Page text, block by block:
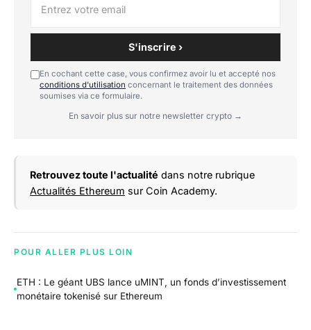
S'inscrire ›
En cochant cette case, vous confirmez avoir lu et accepté nos
conditions d'utilisation concernant le traitement des données
soumises via ce formulaire.
En savoir plus sur notre newsletter crypto →
Retrouvez toute l'actualité dans notre rubrique
Actualités Ethereum sur Coin Academy.
POUR ALLER PLUS LOIN
ETH : Le géant UBS lance uMINT, un fonds d’investissement
monétaire tokenisé sur Ethereum